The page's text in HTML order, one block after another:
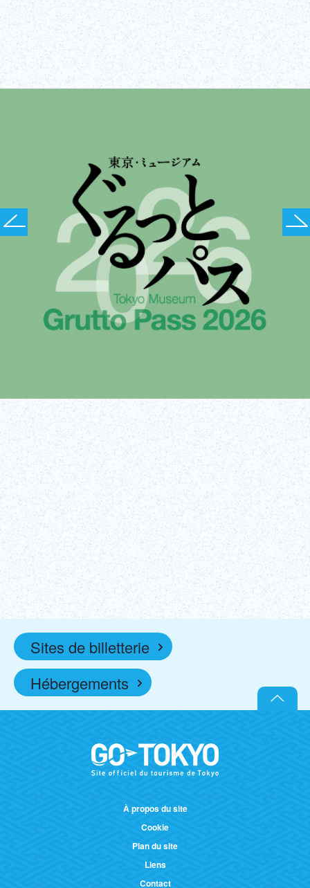
Afficher tout
En savoir plus !
Obtenir des
Sites de billetterie
Hébergements
À propos du site
Cookie
Plan du site
Liens
Contact